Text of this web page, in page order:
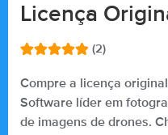
Licença
como5.00
de 5, com
baseado
em
avaliações
(2)
Compre a licença
Software líder em
de imagens de drones.